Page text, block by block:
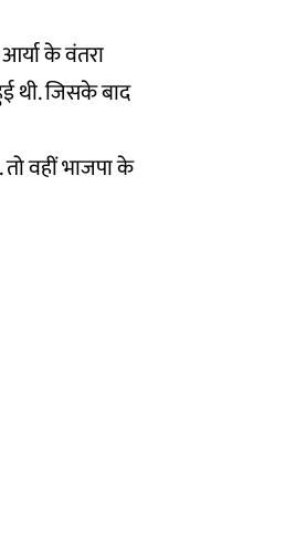
के वंतरा
थी. जिसके बाद
वहीं भाजपा के